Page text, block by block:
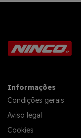
Informações
Condições gerais
Aviso legal
Cookies